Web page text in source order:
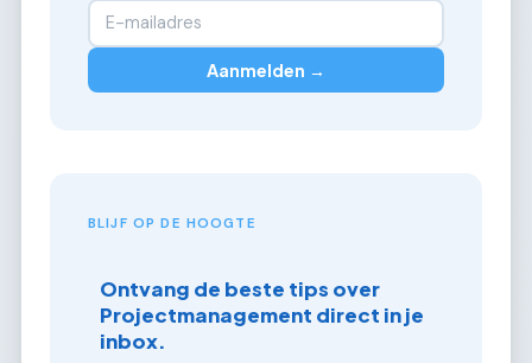
Aanmelden →
BLIJF OP DE HOOGTE
Ontvang de beste tips over
Projectmanagement direct in je
inbox.